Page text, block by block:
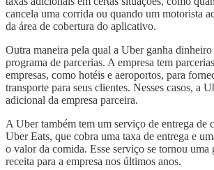
cancela uma corrida ou quando um motorista
da área de cobertura do aplicativo.
Outra maneira pela qual a Uber ganha dinheiro
programa de parcerias. A empresa tem
empresas, como hotéis e aeroportos, para
transporte para seus clientes. Nesses casos, a
adicional da empresa parceira.
A Uber também tem um serviço de entrega de
Uber Eats, que cobra uma taxa de entrega e
o valor da comida. Esse serviço se tornou uma
receita para a empresa nos últimos anos.